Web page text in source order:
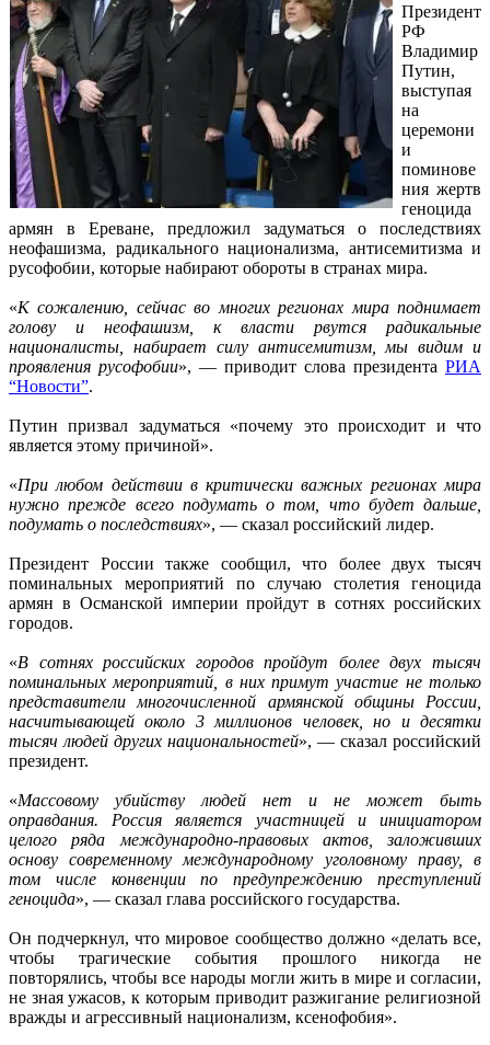
Президент
РФ
Владимир
Путин,
выступая
на
церемони
и
поминове
ния жертв
геноцида
армян в Ереване, предложил задуматься о последствиях
неофашизма, радикального национализма, антисемитизма и
русофобии, которые набирают обороты в странах мира.
«К сожалению, сейчас во многих регионах мира поднимает
голову и неофашизм, к власти рвутся радикальные
националисты, набирает силу антисемитизм, мы видим и
проявления русофобии», — приводит слова президента РИА
“Новости”.
Путин призвал задуматься «почему это происходит и что
является этому причиной».
«При любом действии в критически важных регионах мира
нужно прежде всего подумать о том, что будет дальше,
подумать о последствиях», — сказал российский лидер.
Президент России также сообщил, что более двух тысяч
поминальных мероприятий по случаю столетия геноцида
армян в Османской империи пройдут в сотнях российских
городов.
«В сотнях российских городов пройдут более двух тысяч
поминальных мероприятий, в них примут участие не только
представители многочисленной армянской общины России,
насчитывающей около 3 миллионов человек, но и десятки
тысяч людей других национальностей», — сказал российский
президент.
«Массовому убийству людей нет и не может быть
оправдания. Россия является участницей и инициатором
целого ряда международно-правовых актов, заложивших
основу современному международному уголовному праву, в
том числе конвенции по предупреждению преступлений
геноцида», — сказал глава российского государства.
Он подчеркнул, что мировое сообщество должно «делать все,
чтобы трагические события прошлого никогда не
повторялись, чтобы все народы могли жить в мире и согласии,
не зная ужасов, к которым приводит разжигание религиозной
вражды и агрессивный национализм, ксенофобия».